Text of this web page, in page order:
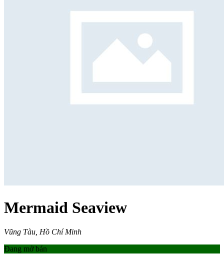
Mermaid Seaview
Vũng Tàu, Hồ Chí Minh
Đang mở bán